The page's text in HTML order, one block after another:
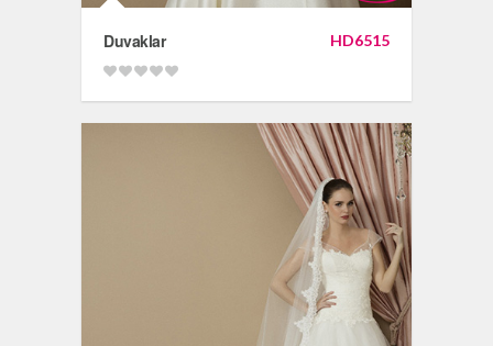
HD6515
Duvaklar